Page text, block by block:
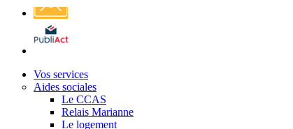
Affichage
légal
Vos services
Aides sociales
Le CCAS
Relais Marianne
Le logement